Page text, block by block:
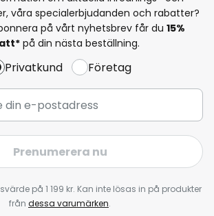
våra specialerbjudanden och rabatter?
på vårt nyhetsbrev får du 15%
på din nästa beställning.
Privatkund Företag
Prenumerera nu
på 1 199 kr. Kan inte lösas in på produkter
från dessa varumärken.